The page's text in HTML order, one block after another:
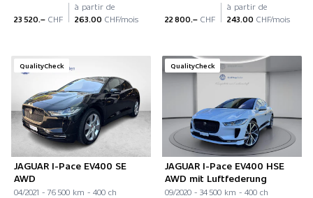
23 520.– CHF
à partir de
263.00 CHF/mois 22 800.– CHF
à partir de
243.00 CHF/mois
QualityCheck
JAGUAR I-Pace EV400 SE
AWD
04/2021 - 76 500 km - 400 ch
QualityCheck
JAGUAR I-Pace EV400 HSE
AWD mit Luftfederung
09/2020 - 34 500 km - 400 ch